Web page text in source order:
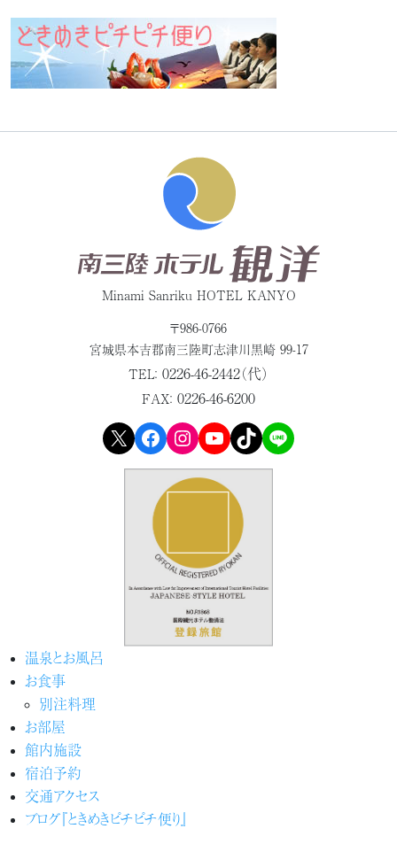
Minami Sanriku HOTEL KANYO
〒986-0766
宮城県本吉郡南三陸町志津川黒崎 99-17
TEL： 0226-46-2442（代）
FAX： 0226-46-6200
X Facebook Instagram YouTube TikTok LINE
温泉とお風呂
お食事
別注料理
お部屋
館内施設
宿泊予約
交通アクセス
ブログ『ときめきピチピチ便り』